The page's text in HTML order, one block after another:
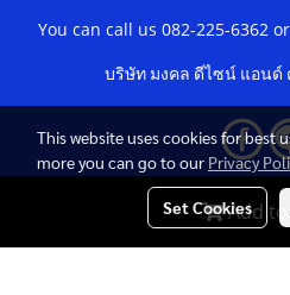
Add
You can call us 082-225-6362
บริษัท มงคล ดีไซน์ แอนด์
This website uses cookies for best
more you can go to our Privacy
Set Cookies